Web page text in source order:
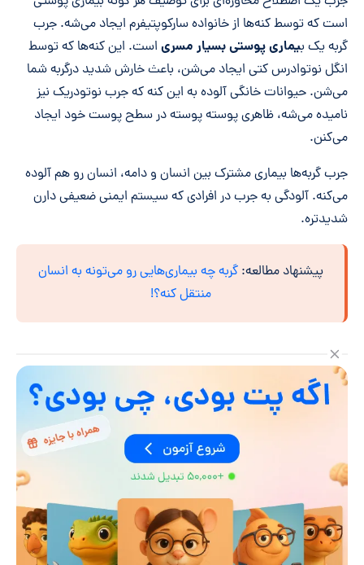
است که توسط کنه‌ها از خانواده سارکوپتیفرم ایجاد می‌شه. جرب
گربه یک بیماری پوستی بسیار مسری است. این کنه‌ها که توسط
انگل نوتوادرس کتی ایجاد می‌شن، باعث خارش شدید درگربه شما
می‌شن. حیوانات خانگی آلوده به این کنه که جرب نوتودریک نیز
نامیده می‌شه، ظاهری پوسته پوسته در سطح پوست خود ایجاد
می‌کنن.
جرب گربه‌ها بیماری مشترک بین انسان و دامه، انسان رو هم آلوده
می‌کنه. آلودگی به جرب در افرادی که سیستم ایمنی ضعیفی دارن
شدیدتره.
پیشنهاد مطالعه:گربه چه بیماری‌هایی رو می‌تونه به انسان
منتقل کنه؟!